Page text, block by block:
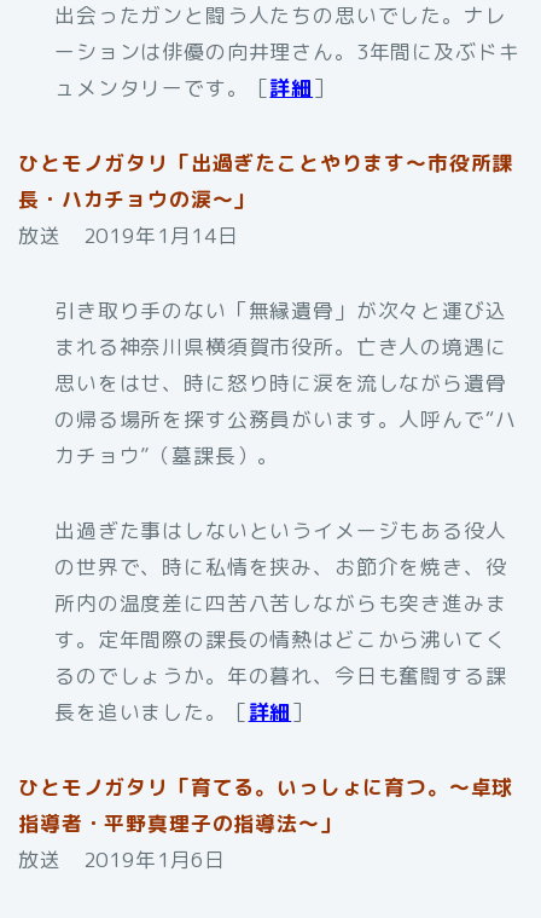
出会ったガンと闘う人たちの思いでした。ナレ
ーションは俳優の向井理さん。3年間に及ぶドキ
ュメンタリーです。［詳細］
ひとモノガタリ「出過ぎたことやります～市役所課
長・ハカチョウの涙～」
放送 2019年1月14日
引き取り手のない「無縁遺骨」が次々と運び込
まれる神奈川県横須賀市役所。亡き人の境遇に
思いをはせ、時に怒り時に涙を流しながら遺骨
の帰る場所を探す公務員がいます。人呼んで“ハ
カチョウ”（墓課長）。
出過ぎた事はしないというイメージもある役人
の世界で、時に私情を挟み、お節介を焼き、役
所内の温度差に四苦八苦しながらも突き進みま
す。定年間際の課長の情熱はどこから沸いてく
るのでしょうか。年の暮れ、今日も奮闘する課
長を追いました。［詳細］
ひとモノガタリ「育てる。いっしょに育つ。～卓球
指導者・平野真理子の指導法～」
放送 2019年1月6日